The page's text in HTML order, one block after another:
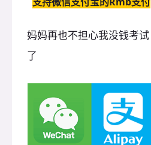
妈妈再也不担心我没钱考试
了